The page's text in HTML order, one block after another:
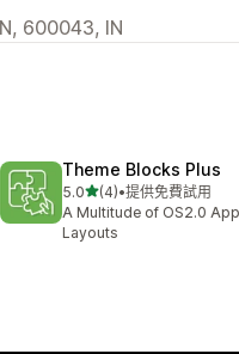
600043, IN
Theme Blocks Plus
5.0滿分 5 顆星
(4)
共有 4 則評價
•提供免費試用
A Multitude of OS2.0
Layouts